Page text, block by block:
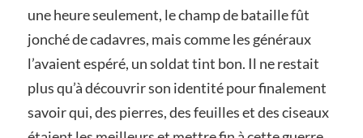
une heure seulement, le champ de bataille fût
jonché de cadavres, mais comme les généraux
l’avaient espéré, un soldat tint bon. Il ne restait
plus qu’à découvrir son identité pour finalement
savoir qui, des pierres, des feuilles et des ciseaux